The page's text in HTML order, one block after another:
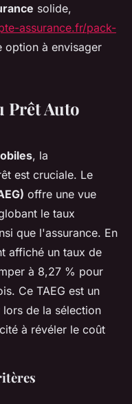
solide,
assurance.fr/pack-
option à envisager
Prêt Auto
, la
est cruciale. Le
offre une vue
le taux
que l'assurance. En
affiché un taux de
à 8,27 % pour
Ce TAEG est un
de la sélection
à révéler le coût